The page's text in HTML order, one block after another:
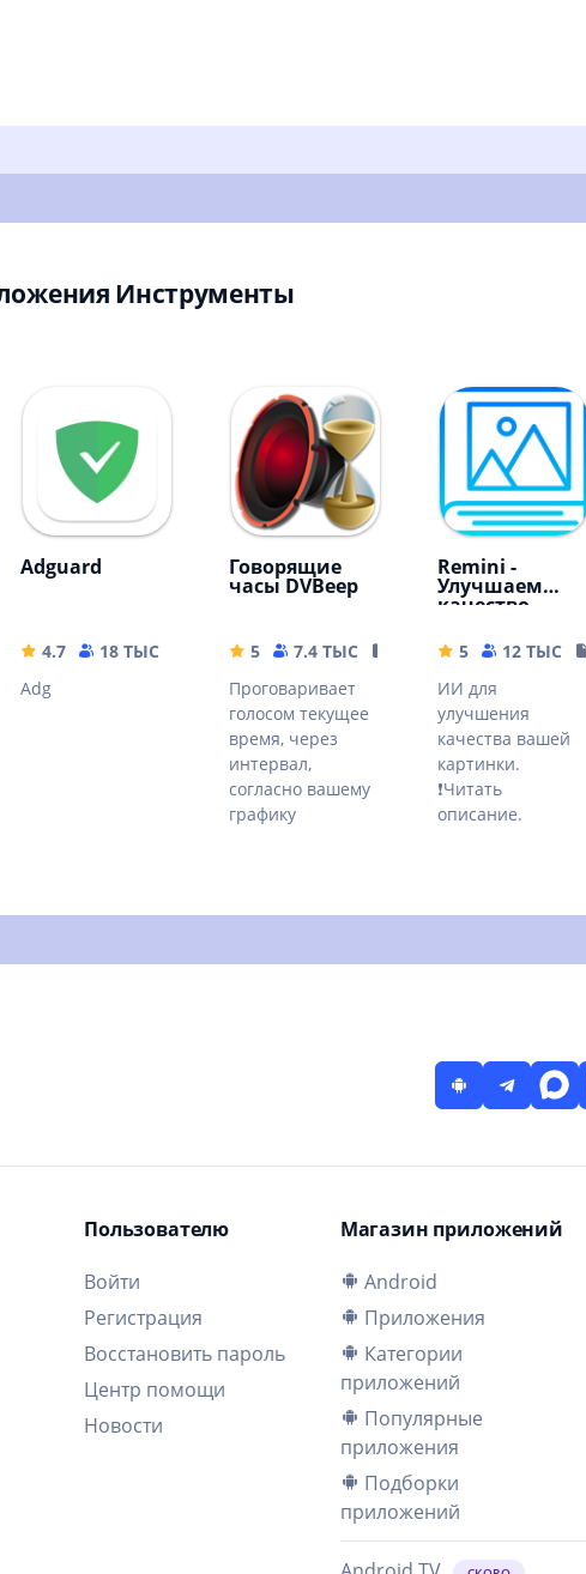
Инструменты
MB
Adguard
4.7 18 ТЫС
35.63 MB
Adg
Говорящие
часы DVBeep
5 7.4 ТЫС
17.71 MB
Проговаривает
голосом текущее
время, через
интервал,
согласно вашему
графику
Remini -
Улучшаем
качество
5 12 ТЫС
ИИ для
улучшения
качества вашей
картинки.
❗Читать
описание.
Пользователю
Войти
Регистрация
Восстановить пароль
Центр помощи
Новости
Магазин приложений
Android
Приложения
Категории
приложений
Популярные
приложения
Подборки
приложений